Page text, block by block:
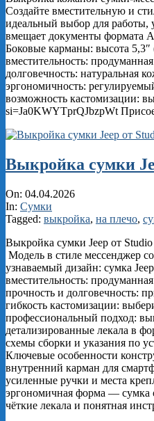
Создайте вместительную и
идеальный выбор для работы,
вмещает документы формата
Боковые карманы: высота
вместительность:
долговечность: натуральная
эргономичность:
возможность кастомизации:
si=Ja0KWYTprQJbzpWt
Выкройка сумки
2026-
04-
04
On: 04.04.2026
In: Сумки
Tagged: выкройка, на плечо,
Выкройка сумки Jeep от
Модель в стиле мессенджер
узнаваемый дизайн: сумка
вместительность:
прочность и долговечность:
гибкость кастомизации:
профессиональный подход:
детализированные лекала в
схемы сборки и указания по
Ключевые особенности
внутренний карман для
усиленные ручки и места
эргономичная форма — сумка
чёткие лекала и понятная